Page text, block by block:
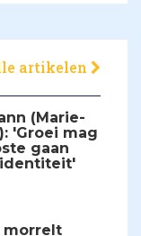
artikelen
(Marie-
'Groei mag
gaan
morrelt